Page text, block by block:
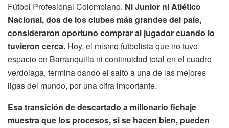
Fútbol Profesional Colombiano. Ni Junior ni Atlético
Nacional, dos de los clubes más grandes del país,
consideraron oportuno comprar al jugador cuando lo
tuvieron cerca. Hoy, el mismo futbolista que no tuvo
espacio en Barranquilla ni continuidad total en el cuadro
verdolaga, termina dando el salto a una de las mejores
ligas del mundo, por una cifra importante.
Esa transición de descartado a millonario fichaje
muestra que los procesos, si se hacen bien, pueden